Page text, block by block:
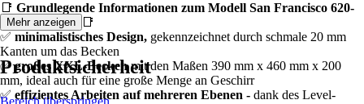
📑 Grundlegende Informationen zum Modell San Francisco 620-
50 Level XXL
📑
✅ minimalistisches Design, gekennzeichnet durch schmale 20 mm
Kanten um das Becken
✅großes XXL-Beckenmit den Maßen 390 mm x 460 mm x 200
mm, ideal auch für eine große Menge an Geschirr
✅ effizientes Arbeiten auf mehreren Ebenen - dank des Level-
Mehr anzeigen
Produktsicherheit
Bereich überspringen